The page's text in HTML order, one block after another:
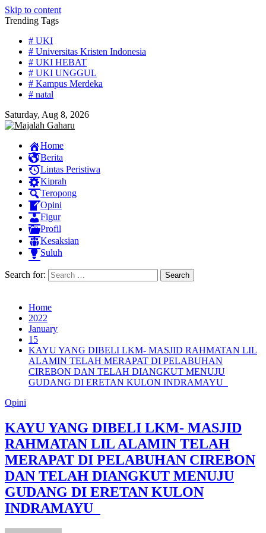
Skip to content
Trending Tags
# UKI
# Universitas Kristen Indonesia
# UKI HEBAT
# UKI UNGGUL
# Kampus Merdeka
# natal
Saturday, Aug 8, 2026
Home
Berita
Lintas Peristiwa
Kiprah
Teropong
Opini
Figur
Profil
Kesaksian
Suluh
Search for:
Home
2022
January
15
KAYU YANG DIBELI LKM- MASJID RAHMATAN LIL
ALAMIN TELAH MERAPAT DI PELABUHAN
CIREBON DAN TELAH DIANGKUT MENUJU
GUDANG DI ERETAN KULON INDRAMAYU
Opini
KAYU YANG DIBELI LKM- MASJID
RAHMATAN LIL ALAMIN TELAH
MERAPAT DI PELABUHAN CIREBON
DAN TELAH DIANGKUT MENUJU
GUDANG DI ERETAN KULON
INDRAMAYU